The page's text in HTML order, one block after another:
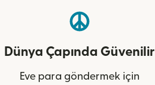
Dünya Çapında Güvenilir
Eve para göndermek için